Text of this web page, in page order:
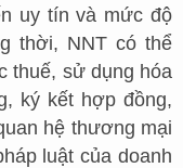
uy tín và mức độ
thời, NNT có thể
thuế, sử dụng hóa
ký kết hợp đồng,
hệ thương mại
luật của doanh